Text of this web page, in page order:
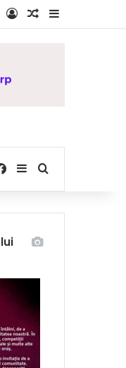
Log InRandom Article
Facebook
SidebarSearch for